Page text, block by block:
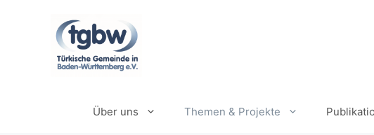
Über uns Themen & Projekte